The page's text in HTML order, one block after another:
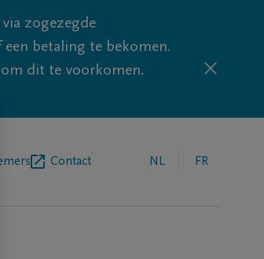
zogezegde
betaling te bekomen.
dit te voorkomen.
Contact NL FR